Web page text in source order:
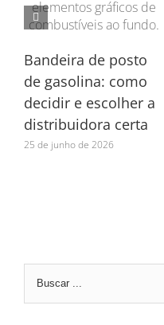
Bandeira de posto
de gasolina: como
decidir e escolher a
distribuidora certa
25 de junho de 2026
Search
for: